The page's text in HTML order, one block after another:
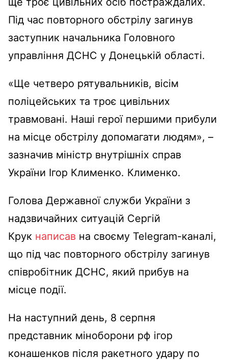
Під час повторного обстрілу загинув
заступник начальника Головного
управління ДСНС у Донецькій області.
«Ще четверо рятувальників, вісім
поліцейських та троє цивільних
травмовані. Наші герої першими прибули
на місце обстрілу допомагати людям», –
зазначив міністр внутрішніх справ
України Ігор Клименко. Клименко.
Голова Державної служби України з
надзвичайних ситуацій Сергій
Крук написав на своєму Telegram-каналі,
що під час повторного обстрілу загинув
співробітник ДСНС, який прибув на
місце події.
На наступний день, 8 серпня
представник міноборони рф ігор
конашенков після ракетного удару по